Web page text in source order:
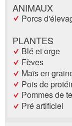
ANIMAUX
Porcs
PLANTES
Blé et orge
Fèves
Maïs en
Pois de
Pommes de
Pré artificiel